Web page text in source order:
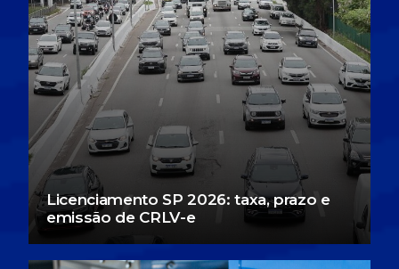
ZUL+
BUSCA
Licenciamento SP 2026: taxa, prazo e
emissão de CRLV-e